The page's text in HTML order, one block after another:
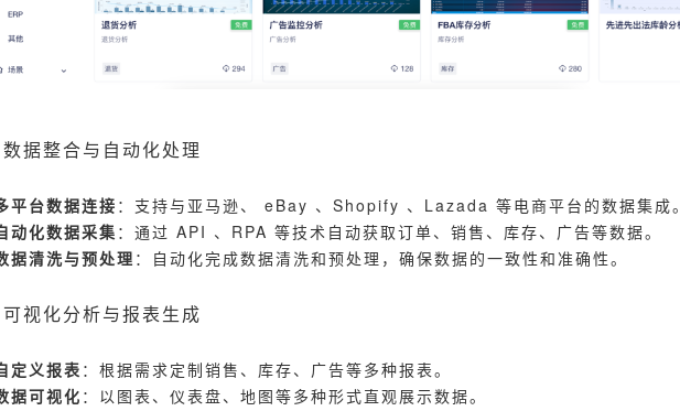
据整合与自动化处理
平台数据连接 ：支持与亚马逊、 eBay 、Shopify 、Lazada 等电商平台的数据集成。
动化数据采集：通过 API 、RPA 等技术自动获取订单、销售、库存、广告等数据。
据清洗与预处理 ：自动化完成数据清洗和预处理，确保数据的一致性和准确性。
视化分析与报表生成
定义报表 ：根据需求定制销售、库存、广告等多种报表。
据可视化：以图表、仪表盘、地图等多种形式直观展示数据。